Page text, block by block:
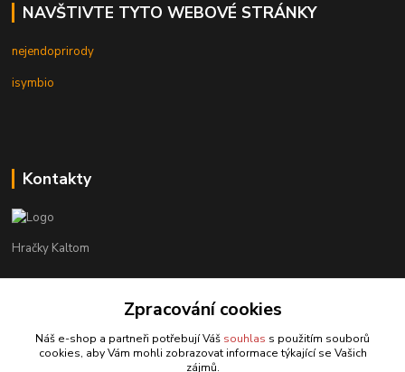
NAVŠTIVTE TYTO WEBOVÉ STRÁNKY
nejendoprirody
isymbio
Kontakty
Hračky Kaltom
+420 777 538 008
hrackykaltom@gmail.com
Zpracování cookies
Náš e-shop a partneři potřebují Váš souhlas s použitím souborů
cookies, aby Vám mohli zobrazovat informace týkající se Vašich
zájmů.